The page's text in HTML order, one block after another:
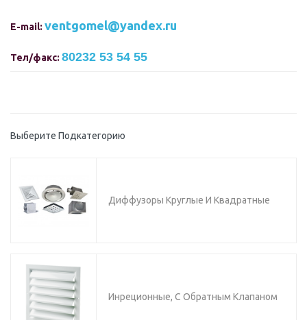
E-mail: ventgomel@yandex.ru
Тел/факс: 80232 53 54 55
Выберите Подкатегорию
Диффузоры Круглые И Квадратные
Инреционные, С Обратным Клапаном